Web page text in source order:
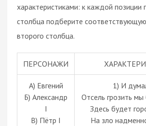
характеристиками: к каждой позиции
столбца подберите
второго столбца.
ПЕРСОНАЖИ
А) Евгений
Б) Александр
I
В) Пётр I
1) И
Отсель грозить
Здесь будет
На зло